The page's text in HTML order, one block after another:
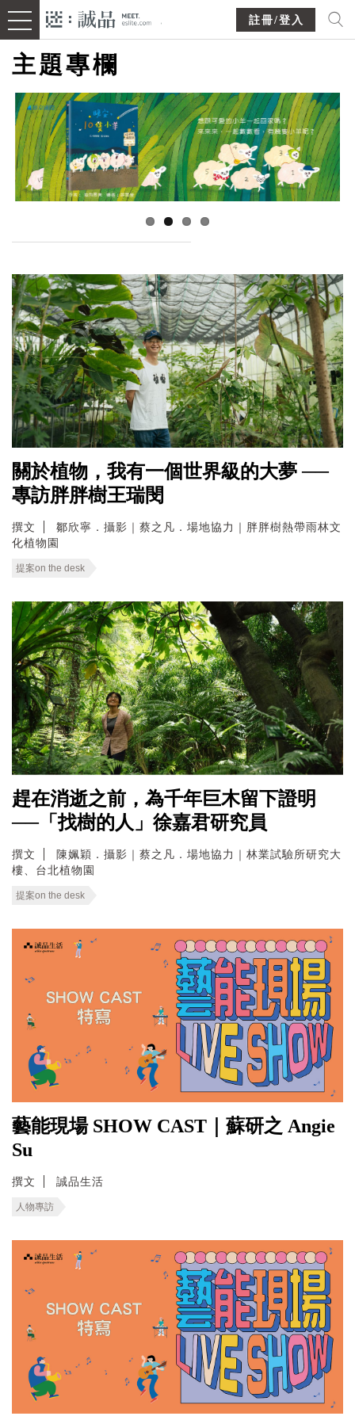
註冊/登入
主題專欄
關於植物，我有一個世界級的大夢 ──
專訪胖胖樹王瑞閔
撰文
鄒欣寧．攝影｜蔡之凡．場地協力｜胖胖樹熱帶雨林文
化植物園
提案on the desk
趕在消逝之前，為千年巨木留下證明
──「找樹的人」徐嘉君研究員
撰文
陳姵穎．攝影｜蔡之凡．場地協力｜林業試驗所研究大
樓、台北植物園
提案on the desk
藝能現場 SHOW CAST｜蘇研之 Angie
Su
撰文 誠品生活
人物專訪